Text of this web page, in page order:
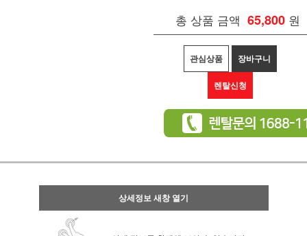
총 상품 금액 65,800 원
관심상품 장바구니
렌탈신청
상세정보 새창 열기